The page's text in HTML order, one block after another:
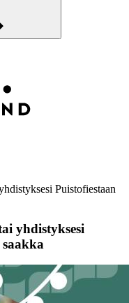
Puistofiestaan
yhdistyksesi